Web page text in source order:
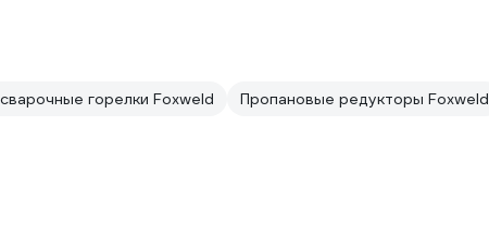
горелки Foxweld
Пропановые редукторы Foxweld